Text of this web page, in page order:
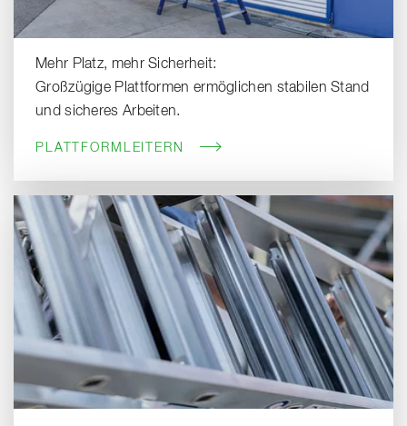
Mehr Platz, mehr Sicherheit:
Großzügige Plattformen ermöglichen stabilen Stand
und sicheres Arbeiten.
PLATTFORMLEITERN